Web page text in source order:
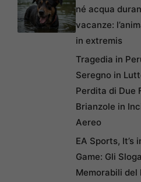
né acqua
vacanze:
in extremis
Tragedia in
Seregno in
Perdita di Due
Brianzole in
Aereo
EA Sports, It’s
Game: Gli
Memorabili del